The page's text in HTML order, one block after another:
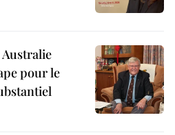
Australie
pour le